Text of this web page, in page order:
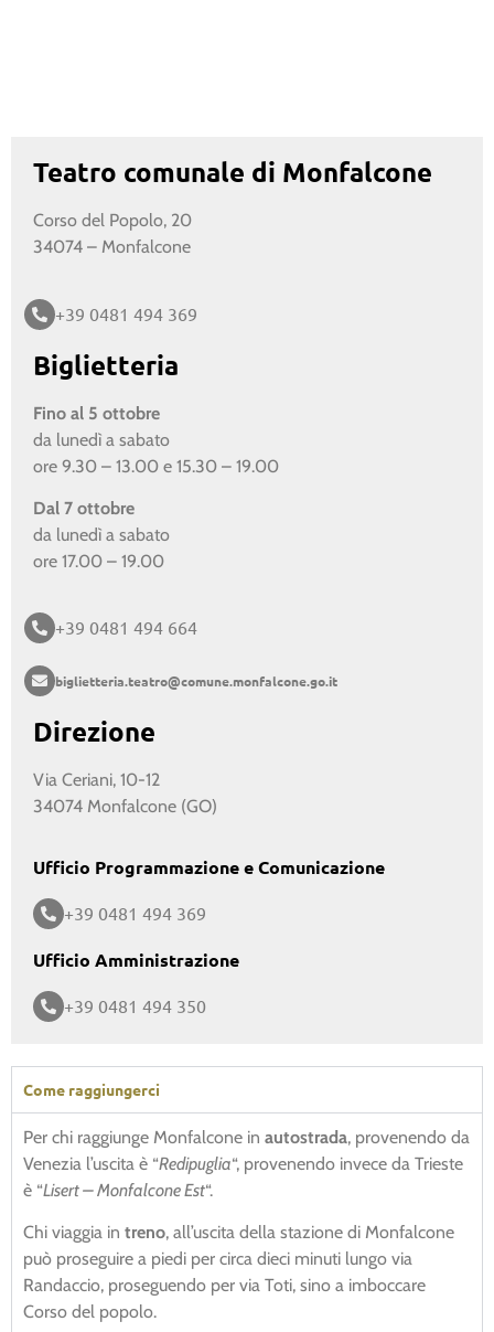
Teatro comunale di Monfalcone
Corso del Popolo, 20
34074 – Monfalcone
+39 0481 494 369
Biglietteria
Fino al 5 ottobre
da lunedì a sabato
ore 9.30 – 13.00 e 15.30 – 19.00
Dal 7 ottobre
da lunedì a sabato
ore 17.00 – 19.00
+39 0481 494 664
biglietteria.teatro@comune.monfalcone.go.it
Direzione
Via Ceriani, 10-12
34074 Monfalcone (GO)
Ufficio Programmazione e Comunicazione
+39 0481 494 369
Ufficio Amministrazione
+39 0481 494 350
Come raggiungerci
Per chi raggiunge Monfalcone in autostrada, provenendo da
Venezia l’uscita è “Redipuglia“, provenendo invece da Trieste
è “Lisert – Monfalcone Est“.
Chi viaggia in treno, all’uscita della stazione di Monfalcone
può proseguire a piedi per circa dieci minuti lungo via
Randaccio, proseguendo per via Toti, sino a imboccare
Corso del popolo.